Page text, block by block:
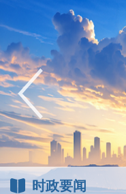
时政要闻